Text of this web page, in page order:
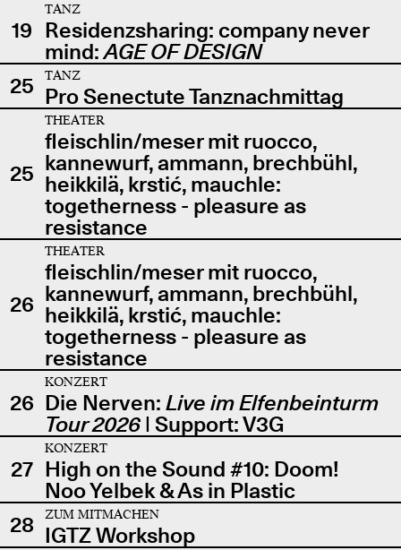
19
TANZ
Residenzsharing: company never
mind:AGE OF DESIGN
25
TANZ
Pro Senectute Tanznachmittag
25
THEATER
fleischlin/meser mit ruocco,
kannewurf, ammann, brechbühl,
heikkilä, krstić, mauchle:
togetherness - pleasure as
resistance
26
THEATER
fleischlin/meser mit ruocco,
kannewurf, ammann, brechbühl,
heikkilä, krstić, mauchle:
togetherness - pleasure as
resistance
26
KONZERT
Die Nerven: Live im Elfenbeinturm
Tour 2026| Support: V3G
27
KONZERT
High on the Sound #10: Doom!
Noo Yelbek & As in Plastic
28
ZUM MITMACHEN
IGTZ Workshop